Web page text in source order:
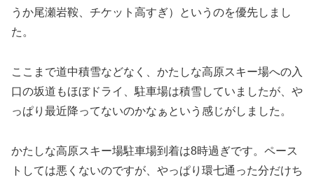
うか尾瀬岩鞍、チケット高すぎ）というのを優先しまし
た。
ここまで道中積雪などなく、かたしな高原スキー場への入
口の坂道もほぼドライ、駐車場は積雪していましたが、や
っぱり最近降ってないのかなぁという感じがしました。
かたしな高原スキー場駐車場到着は8時過ぎです。ペース
トしては悪くないのですが、やっぱり環七通った分だけち